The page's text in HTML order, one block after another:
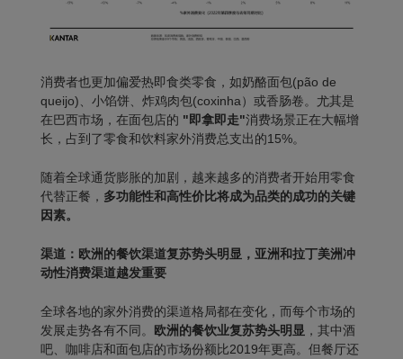
消费者也更加偏爱热即食类零食，如奶酪面包(pão de
queijo)、小馅饼、炸鸡肉包(coxinha）或香肠卷。尤其是
在巴西市场，在面包店的 "即拿即走"消费场景正在大幅增
长，占到了零食和饮料家外消费总支出的15%。
随着全球通货膨胀的加剧，越来越多的消费者开始用零食
代替正餐， 多功能性和高性价比将成为品类的成功的关键
因素。
渠道：欧洲的餐饮渠道复苏势头明显，亚洲和拉丁美洲冲
动性消费渠道越发重要
全球各地的家外消费的渠道格局都在变化，而每个市场的
发展走势各有不同。 欧洲的餐饮业复苏势头明显 ，其中酒
吧、咖啡店和面包店的市场份额比2019年更高。但餐厅还